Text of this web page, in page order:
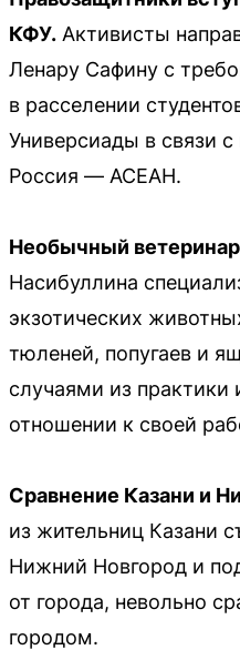
КФУ. Активисты
Ленару Сафину с
в расселении
Универсиады в связи
Россия — АСЕАН.
Необычный ветеринар
Насибуллина
экзотических
тюленей, попугаев и
случаями из практики
отношении к своей
Сравнение Казани и
из жительниц Казани
Нижний Новгород и
от города, невольно
городом.